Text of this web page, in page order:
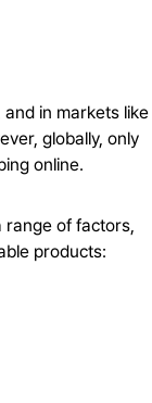
and in markets like
globally, only
online.
range of factors,
products: